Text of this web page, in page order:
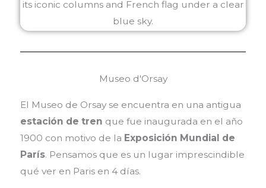
Museo d'Orsay
El Museo de Orsay se encuentra en una antigua
estación de tren que fue inaugurada en el año
1900 con motivo de la Exposición Mundial de
París. Pensamos que es un lugar imprescindible
qué ver en Paris en 4 días.